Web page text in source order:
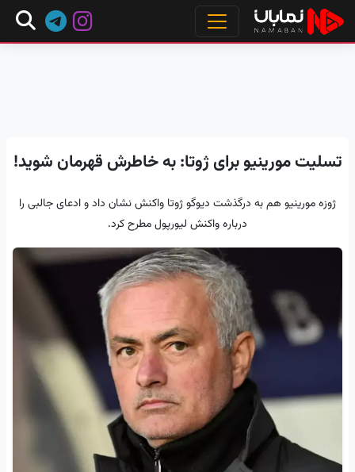
تسلیت مورینیو برای ژوتا: به خاطرش قهرمان شوید!
ژوزه مورینیو هم به درگذشت دیوگو ژوتا واکنش نشان داد و ادعای جالبی را
درباره واکنش لیورپول مطرح کرد.